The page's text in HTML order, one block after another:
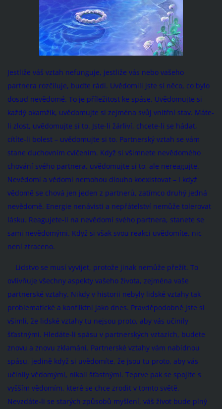
Jestliže váš vztah nefunguje, jestliže vás nebo vašeho
partnera rozčiluje, buďte rádi. Uvědomili jste si něco, co bylo
dosud nevědomé. To je příležitost ke spáse. Uvědomujte si
každý okamžik, uvědomujte si zejména svůj vnitřní stav. Máte-
li zlost, uvědomujte si to. Jste-li žárliví, chcete-li se hádat,
cítíte-li bolest – uvědomujte si to. Partnerský vztah se vám
stane duchovním cvičením. Když si všimnete nevědomého
chování svého partnera, uvědomujte si to, ale nereagujte.
Nevědomí a vědomí nemohou dlouho koexistovat – i když
vědomě se chová jen jeden z partnerů, zatímco druhý jedná
nevědomě. Energie nenávisti a nepřátelství nemůže tolerovat
lásku. Reagujete-li na nevědomí svého partnera, stanete se
sami nevědomými. Když si však svou reakci uvědomíte, nic
není ztraceno.
Lidstvo se musí vyvíjet, protože jinak nemůže přežít. To
ovlivňuje všechny aspekty vašeho života, zejména vaše
partnerské vztahy. Nikdy v historii nebyly lidské vztahy tak
problematické a konfliktní jako dnes. Pravděpodobně jste si
všimli, že lidské vztahy tu nejsou proto, aby vás učinily
šťastnými. Hledáte-li spásu v partnerských vztazích, budete
znovu a znovu zklamáni. Partnerské vztahy vám nabídnou
spásu, jedině když si uvědomíte, že jsou tu proto, aby vás
učinily vědomými, nikoli šťastnými. Teprve pak se spojíte s
vyšším vědomím, které se chce zrodit v tomto světě.
Nevzdáte-li se starých způsobů myšlení, váš život bude plný